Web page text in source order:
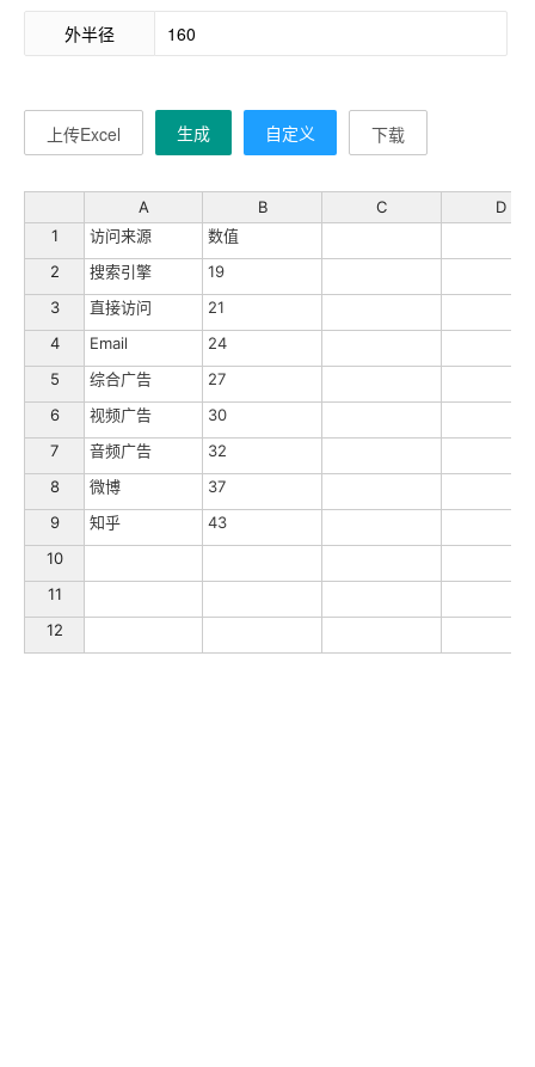
外半径
上传Excel 生成 自定义 下载
访问来源
数值
搜索引擎
19
直接访问
21
Email
24
综合广告
27
视频广告
30
音频广告
32
微博
37
知乎
43
A B C
D
1
2
3
4
5
6
7
8
9
10
11
12